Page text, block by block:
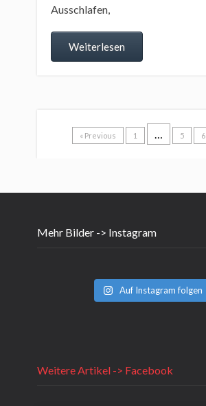
Ausschlafen,
Weiterlesen
« Previous 1 … 5 6
Mehr Bilder -> Instagram
Auf Instagram folgen
Weitere Artikel -> Facebook